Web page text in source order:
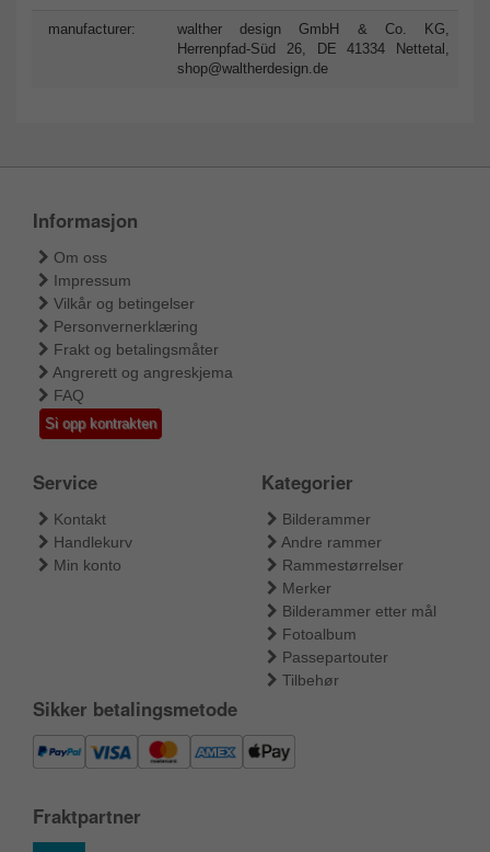
manufacturer:
walther design GmbH & Co. KG,
Herrenpfad-Süd 26, DE 41334 Nettetal,
shop@waltherdesign.de
Informasjon
Om oss
Impressum
Vilkår og betingelser
Personvernerklæring
Frakt og betalingsmåter
Angrerett og angreskjema
FAQ
Si opp kontrakten
Service
Kontakt
Handlekurv
Min konto
Kategorier
Bilderammer
Andre rammer
Rammestørrelser
Merker
Bilderammer etter mål
Fotoalbum
Passepartouter
Tilbehør
Sikker betalingsmetode
Fraktpartner